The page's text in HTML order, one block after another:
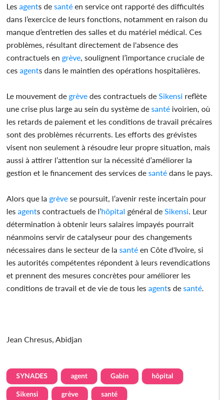
Lesagents desanté en service ont rapporté des difficultés
dans l’exercice de leurs fonctions, notamment en raison du
manque d’entretien des salles et du matériel médical. Ces
problèmes, résultant directement de l'absence des
contractuels en grève, soulignent l’importance cruciale de
cesagents dans le maintien des opérations hospitalières.
Le mouvement de grève des contractuels deSikensi reflète
une crise plus large au sein du système desanté ivoirien, où
les retards de paiement et les conditions de travail précaires
sont des problèmes récurrents. Les efforts des grévistes
visent non seulement à résoudre leur propre situation, mais
aussi à attirer l’attention sur la nécessité d’améliorer la
gestion et le financement des services desanté dans le pays.
Alors que la grève se poursuit, l’avenir reste incertain pour
lesagents contractuels de l’hôpital général deSikensi. Leur
détermination à obtenir leurs salaires impayés pourrait
néanmoins servir de catalyseur pour des changements
nécessaires dans le secteur de lasanté en Côte d'Ivoire, si
les autorités compétentes répondent à leurs revendications
et prennent des mesures concrètes pour améliorer les
conditions de travail et de vie de tous lesagents desanté.
Jean Chresus, Abidjan
SYNADES agent Gabin hôpital
Sikensi grève santé